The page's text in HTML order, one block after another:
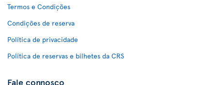
Termos e Condições
Condições de reserva
Política de privacidade
Política de reservas e bilhetes da CRS
Fale connosco